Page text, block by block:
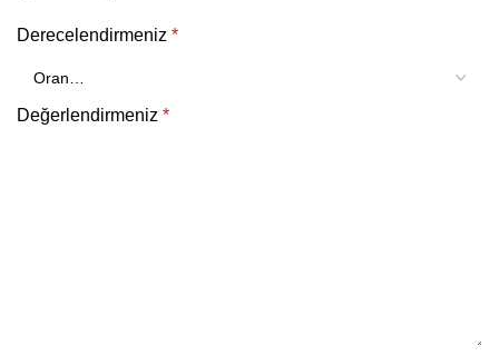
Derecelendirmeniz *
Değerlendirmeniz *